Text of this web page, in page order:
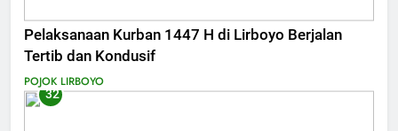
Pelaksanaan Kurban 1447 H di Lirboyo Berjalan
Tertib dan Kondusif
POJOK LIRBOYO
32